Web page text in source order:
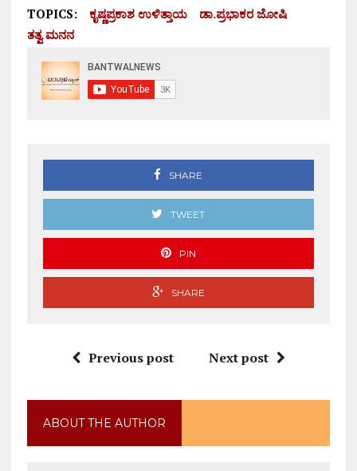
TOPICS: ಕೃಷ್ಣಪ್ರಕಾಶ ಉಳಿತ್ತಾಯ
ಡಾ.ಪ್ರಭಾಕರ ಜೋಷಿ
ತತ್ವ ಮನನ
SHARE
TWEET
PIN
SHARE
Previous post Next post
ABOUT THE AUTHOR